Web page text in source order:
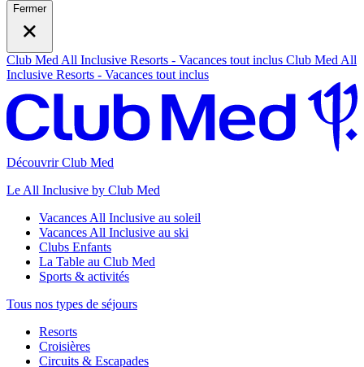
Fermer
Club Med All Inclusive Resorts - Vacances tout inclus Club Med All
Inclusive Resorts - Vacances tout inclus
Découvrir Club Med
Le All Inclusive by Club Med
Vacances All Inclusive au soleil
Vacances All Inclusive au ski
Clubs Enfants
La Table au Club Med
Sports & activités
Tous nos types de séjours
Resorts
Croisières
Circuits & Escapades